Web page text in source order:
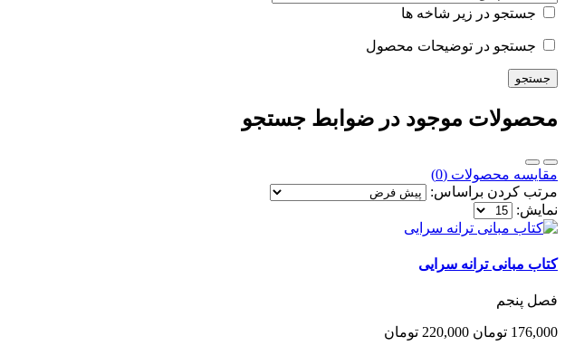
جستجو در زیر شاخه ها
جستجو در توضیحات محصول
محصولات موجود در ضوابط جستجو
مقایسه محصولات (0)
مرتب کردن براساس:
نمایش:
کتاب مبانی ترانه سرایی
فصل پنجم
176,000 تومان 220,000 تومان